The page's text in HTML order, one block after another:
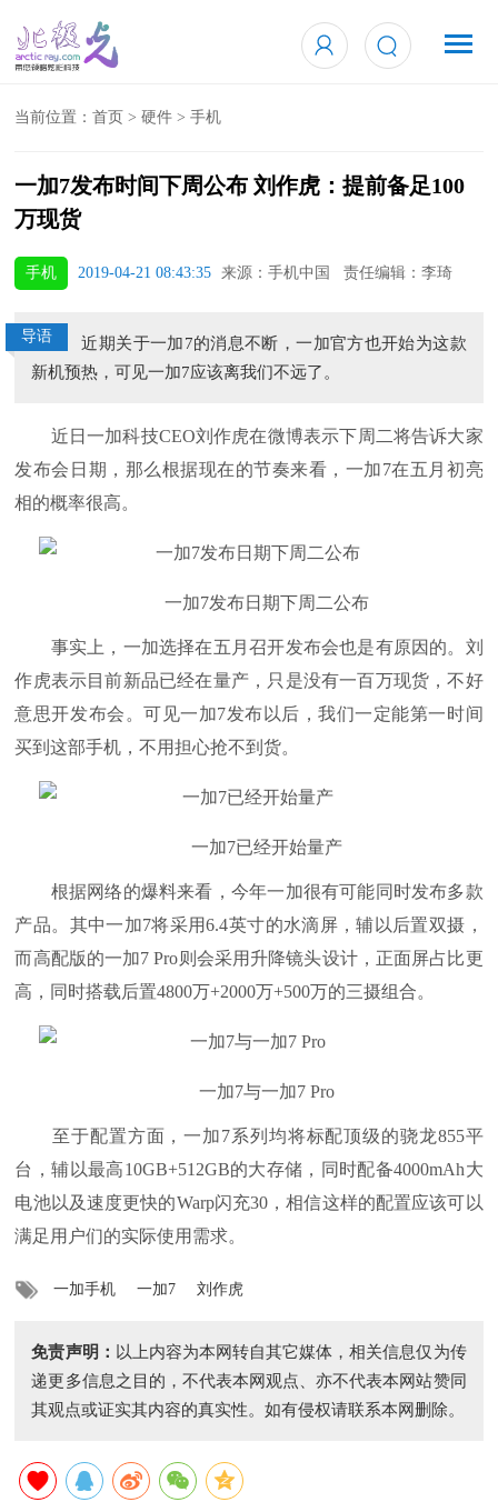
当前位置：首页 >硬件 >手机
一加7发布时间下周公布 刘作虎：提前备足100
万现货
手机 2019-04-21 08:43:35 来源：手机中国 责任编辑：李琦
导语
近期关于一加7的消息不断，一加官方也开始为这款
新机预热，可见一加7应该离我们不远了。
近日一加科技CEO刘作虎在微博表示下周二将告诉大家
发布会日期，那么根据现在的节奏来看，一加7在五月初亮
相的概率很高。
一加7发布日期下周二公布
事实上，一加选择在五月召开发布会也是有原因的。刘
作虎表示目前新品已经在量产，只是没有一百万现货，不好
意思开发布会。可见一加7发布以后，我们一定能第一时间
买到这部手机，不用担心抢不到货。
一加7已经开始量产
根据网络的爆料来看，今年一加很有可能同时发布多款
产品。其中一加7将采用6.4英寸的水滴屏，辅以后置双摄，
而高配版的一加7 Pro则会采用升降镜头设计，正面屏占比更
高，同时搭载后置4800万+2000万+500万的三摄组合。
一加7与一加7 Pro
至于配置方面，一加7系列均将标配顶级的骁龙855平
台，辅以最高10GB+512GB的大存储，同时配备4000mAh大
电池以及速度更快的Warp闪充30，相信这样的配置应该可以
满足用户们的实际使用需求。
一加手机 一加7 刘作虎
免责声明： 以上内容为本网转自其它媒体，相关信息仅为传
递更多信息之目的，不代表本网观点、亦不代表本网站赞同
其观点或证实其内容的真实性。如有侵权请联系本网删除。